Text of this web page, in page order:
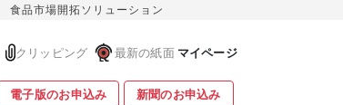
食品市場開拓ソリューション
クリッピング 最新の紙面 マイページ
電子版のお申込み 新聞のお申込み